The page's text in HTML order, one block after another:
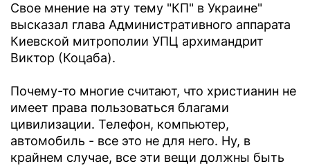
Свое мнение на эту тему "КП" в Украине"
высказал глава Административного аппарата
Киевской митрополии УПЦ архимандрит
Виктор (Коцаба).
Почему-то многие считают, что христианин не
имеет права пользоваться благами
цивилизации. Телефон, компьютер,
автомобиль - все это не для него. Ну, в
крайнем случае, все эти вещи должны быть